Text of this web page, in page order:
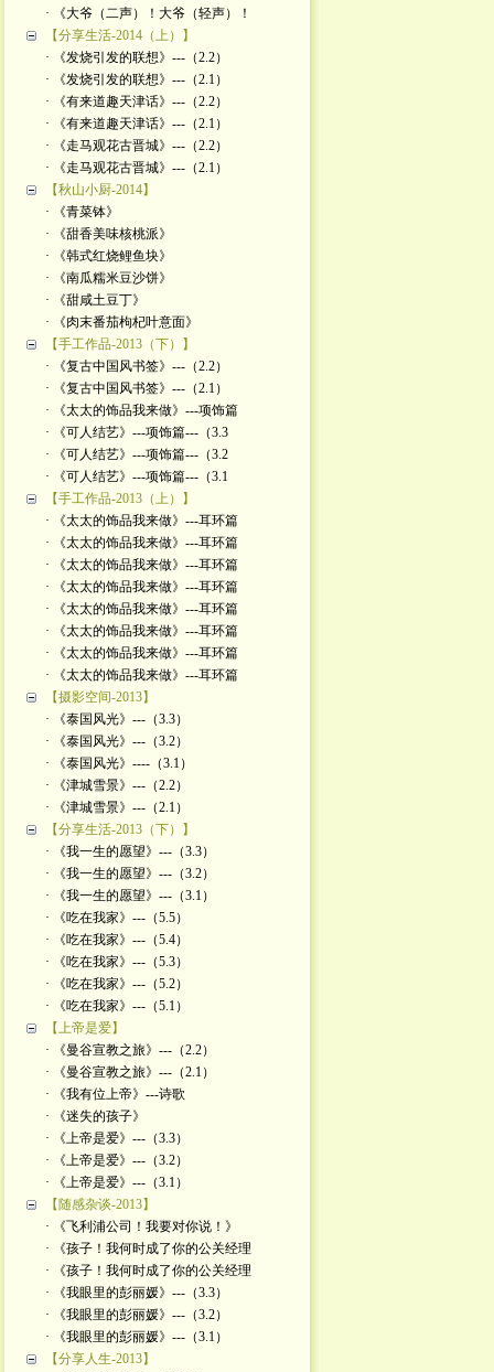
· 《大爷（二声）！大爷（轻声）！
【分享生活-2014（上）】
· 《发烧引发的联想》---（2.2）
· 《发烧引发的联想》---（2.1）
· 《有来道趣天津话》---（2.2）
· 《有来道趣天津话》---（2.1）
· 《走马观花古晋城》---（2.2）
· 《走马观花古晋城》---（2.1）
【秋山小厨-2014】
· 《青菜钵》
· 《甜香美味核桃派》
· 《韩式红烧鲤鱼块》
· 《南瓜糯米豆沙饼》
· 《甜咸土豆丁》
· 《肉末番茄枸杞叶意面》
【手工作品-2013（下）】
· 《复古中国风书签》---（2.2）
· 《复古中国风书签》---（2.1）
· 《太太的饰品我来做》---项饰篇
· 《可人结艺》---项饰篇---（3.3
· 《可人结艺》---项饰篇---（3.2
· 《可人结艺》---项饰篇---（3.1
【手工作品-2013（上）】
· 《太太的饰品我来做》---耳环篇
· 《太太的饰品我来做》---耳环篇
· 《太太的饰品我来做》---耳环篇
· 《太太的饰品我来做》---耳环篇
· 《太太的饰品我来做》---耳环篇
· 《太太的饰品我来做》---耳环篇
· 《太太的饰品我来做》---耳环篇
· 《太太的饰品我来做》---耳环篇
【摄影空间-2013】
· 《泰国风光》---（3.3）
· 《泰国风光》---（3.2）
· 《泰国风光》----（3.1）
· 《津城雪景》---（2.2）
· 《津城雪景》---（2.1）
【分享生活-2013（下）】
· 《我一生的愿望》---（3.3）
· 《我一生的愿望》---（3.2）
· 《我一生的愿望》---（3.1）
· 《吃在我家》---（5.5）
· 《吃在我家》---（5.4）
· 《吃在我家》---（5.3）
· 《吃在我家》---（5.2）
· 《吃在我家》---（5.1）
【上帝是爱】
· 《曼谷宣教之旅》---（2.2）
· 《曼谷宣教之旅》---（2.1）
· 《我有位上帝》---诗歌
· 《迷失的孩子》
· 《上帝是爱》---（3.3）
· 《上帝是爱》---（3.2）
· 《上帝是爱》---（3.1）
【随感杂谈-2013】
· 《飞利浦公司！我要对你说！》
· 《孩子！我何时成了你的公关经理
· 《孩子！我何时成了你的公关经理
· 《我眼里的彭丽媛》---（3.3）
· 《我眼里的彭丽媛》---（3.2）
· 《我眼里的彭丽媛》---（3.1）
【分享人生-2013】